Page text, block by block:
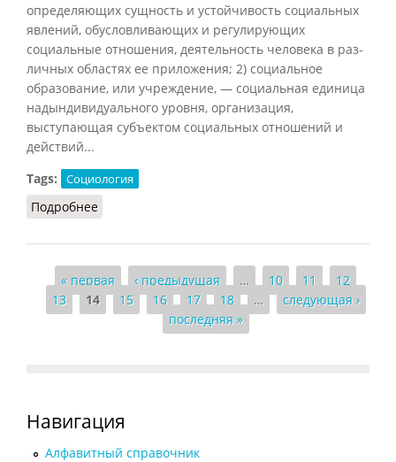
определяющих сущность и устойчивость социальных
явлений, обусловливающих и регулирующих
социальные отношения, деятельность человека в раз-
личных областях ее приложения; 2) социальное
образование, или учреждение, — социальная единица
надындивидуального уровня, организация,
выступающая субъектом социальных отношений и
действий...
Tags:
Социология
Подробнее
Страницы
« первая ‹ предыдущая … 10 11
12
13
14 15 16 17 18 …
следующая ›
последняя »
Навигация
Алфавитный справочник